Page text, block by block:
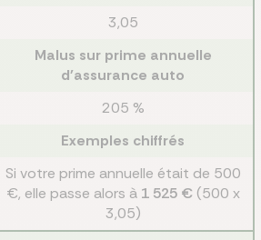
3,05
Malus sur prime annuelle
d'assurance auto
205 %
Exemples chiffrés
Si votre prime annuelle était de 500
€, elle passe alors à 1 525 € (500 x
3,05)